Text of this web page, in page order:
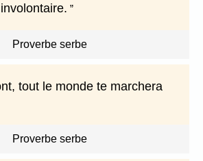
Proverbe serbe
tout le monde te marchera
Proverbe serbe